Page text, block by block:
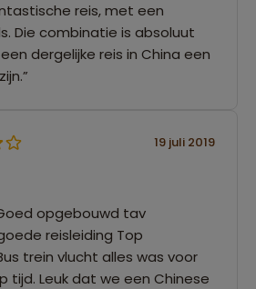
reis, met een
Die combinatie is absoluut
dergelijke reis in China een
19 juli 2019
opgebouwd tav
reisleiding Top
trein vlucht alles was voor
tijd. Leuk dat we een Chinese